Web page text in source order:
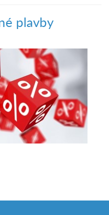
plavby